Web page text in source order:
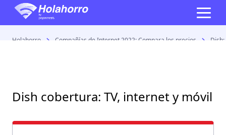
Holahorro Compañías de Internet 2022: Compara los precios
Dish cobertura: TV, internet y móvil